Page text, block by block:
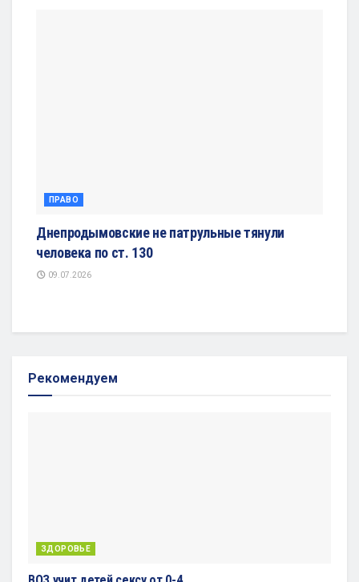
ПРАВО
Днепродымовские не патрульные тянули
человека по ст. 130
09.07.2026
Рекомендуем
ЗДОРОВЬЕ